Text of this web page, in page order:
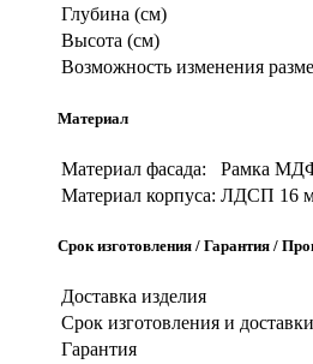
Глубина (см)
Высота (см)
Возможность изменения
Материал
Материал фасада:
Рамка
Материал корпуса: ЛДСП 16
Срок изготовления / Гарантия /
Доставка изделия
Срок изготовления и доставки
Гарантия